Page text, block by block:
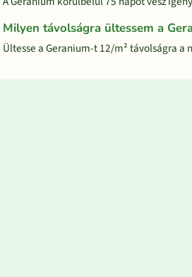
Milyen távolságra ültessem a
Ültesse a Geranium-t 12/m² távolságra a